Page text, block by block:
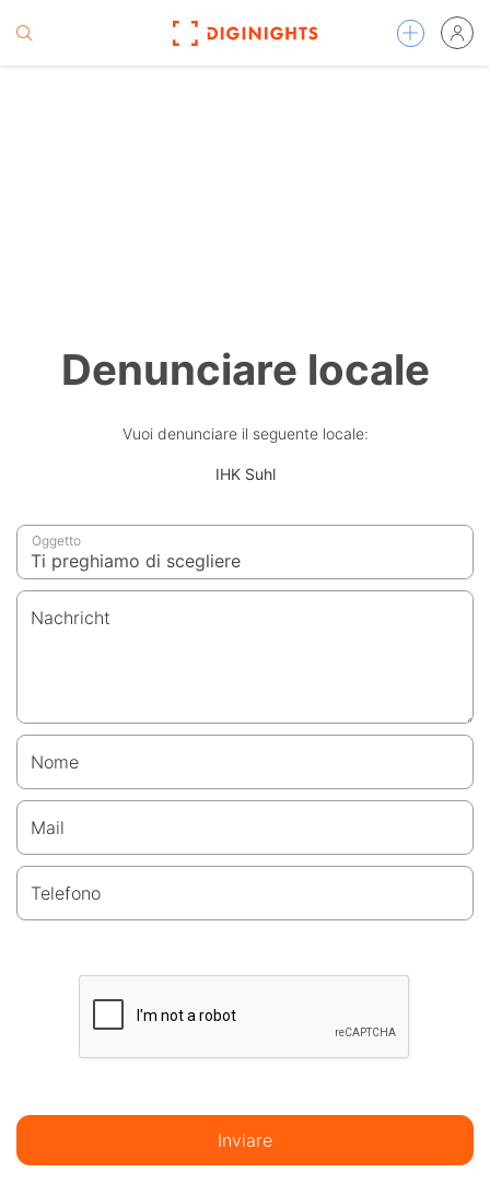
Denunciare locale
Vuoi denunciare il seguente locale:
IHK Suhl
Oggetto
Nachricht
Nome
Mail
Telefono
Inviare